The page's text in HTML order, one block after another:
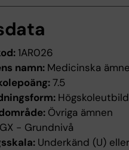
1AR026
namn: Medicinska
7.5
Övriga ämnen
GX - Grundnivå
Underkänd (U)